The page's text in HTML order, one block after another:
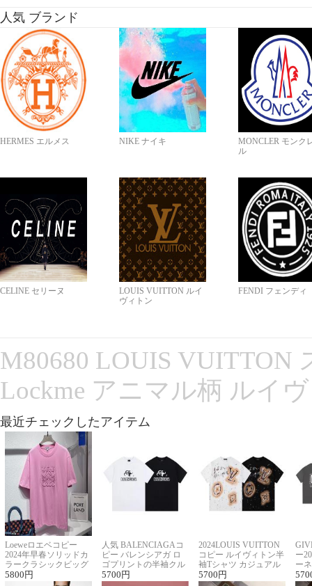
人気 ブランド
HERMES エルメス NIKE ナイキ
MONCLER モンク
ル
CELINE セリーヌ
LOUIS VUITTON ルイ
ヴィトン
FENDI フェンディ
M80680 LOUIS VUITTON
Lockme アニマル柄 ルイ
最近チェックしたアイテム
Loeweロエベコピー
2024年早春ソリッドカ
ラークラシックビッグ
ロゴ刺繍Tシャツ
5800 円
人気 BALENCIAGAコ
ピー バレンシアガ ロ
ゴプリントの半袖クル
ーネックTシャツ
5700 円
2024LOUIS VUITTON
コピー ルイヴィトン半
袖Tシャツ カジュアル
に馴染む 2色展開
5700 円
ー
ー
ー